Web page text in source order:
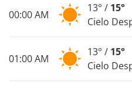
00:00 AM
13° / 15°
Cielo
01:00 AM
13° / 15°
Cielo